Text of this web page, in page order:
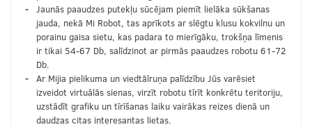
Jaunās paaudzes putekļu sūcējam piemīt lielāka sūkšanas
jauda, nekā Mi Robot, tas aprīkots ar slēgtu klusu kokvilnu un
porainu gaisa sietu, kas padara to mierīgāku, trokšņa līmenis
ir tikai 54-67 Db, salīdzinot ar pirmās paaudzes robotu 61-72
Db.
Ar Mijia pielikuma un viedtālruņa palīdzību Jūs varēsiet
izveidot virtuālās sienas, virzīt robotu tīrīt konkrētu teritoriju,
uzstādīt grafiku un tīrīšanas laiku vairākas reizes dienā un
daudzas citas interesantas lietas.